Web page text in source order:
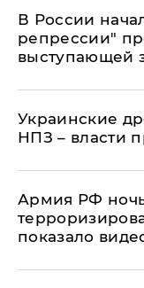
В России
репрессии"
выступающей
Украинские
НПЗ – власти
Армия РФ
показало